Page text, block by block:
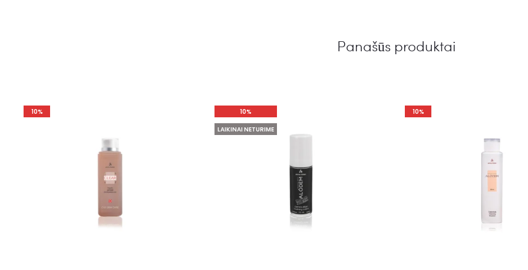
Panašūs produktai
10%
10%
LAIKINAI NETURIME
10%